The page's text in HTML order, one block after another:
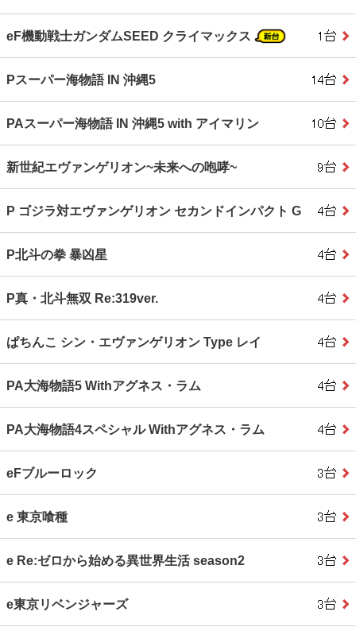
eF機動戦士ガンダムSEED クライマックス
Pスーパー海物語 IN 沖縄5
PAスーパー海物語 IN 沖縄5 with アイマリン
新世紀エヴァンゲリオン~未来への咆哮~
P ゴジラ対エヴァンゲリオン セカンドインパクト G
P北斗の拳 暴凶星
P真・北斗無双 Re:319ver.
ぱちんこ シン・エヴァンゲリオン Type レイ
PA大海物語5 Withアグネス・ラム
PA大海物語4スペシャル Withアグネス・ラム
eFブルーロック
e 東京喰種
e Re:ゼロから始める異世界生活 season2
e東京リベンジャーズ